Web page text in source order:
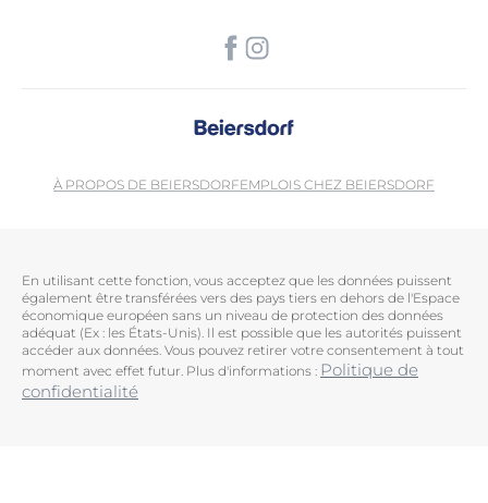
À PROPOS DE BEIERSDORFEMPLOIS CHEZ BEIERSDORF
En utilisant cette fonction, vous acceptez que les données puissent
également être transférées vers des pays tiers en dehors de l'Espace
économique européen sans un niveau de protection des données
adéquat (Ex : les États-Unis). Il est possible que les autorités puissent
accéder aux données. Vous pouvez retirer votre consentement à tout
moment avec effet futur. Plus d'informations : Politique de
confidentialité